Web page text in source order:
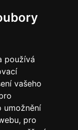
používá
vašeho
umožnění
, pro
vhodný pro